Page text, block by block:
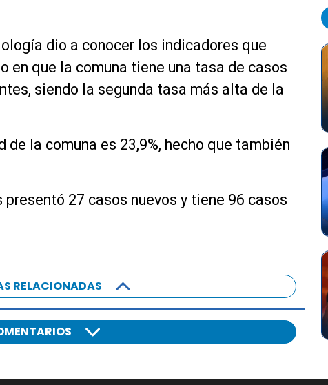
dio a conocer los indicadores que
en que la comuna tiene una tasa de casos
siendo la segunda tasa más alta de la
la comuna es 23,9%, hecho que también
27 casos nuevos y tiene 96 casos
RELACIONADAS